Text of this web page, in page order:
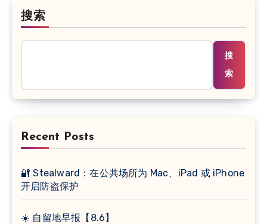
搜索
搜
索
Recent Posts
🔐 Stealward：在公共场所为 Mac、iPad 或 iPhone
开启防盗保护
☀️ 自留地早报【8.6】